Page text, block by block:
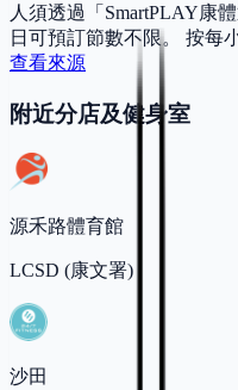
人須透過「SmartPLAY康
日可預訂節數不限。 按每
查看來源
附近分店及健身室
源禾路體育館
LCSD (康文署)
沙田